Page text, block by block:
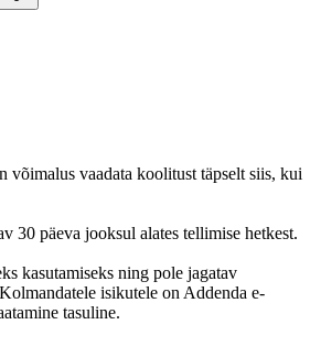
võimalus vaadata koolitust täpselt siis, kui
30 päeva jooksul alates tellimise hetkest.
kasutamiseks ning pole jagatav
isikutele on Addenda e-
tasuline.